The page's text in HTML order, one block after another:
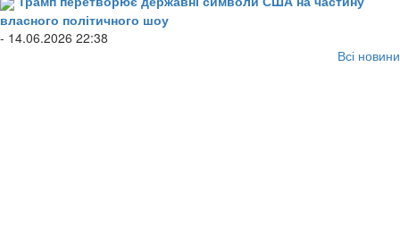
власного політичного шоу
- 14.06.2026 22:38
Всі новини